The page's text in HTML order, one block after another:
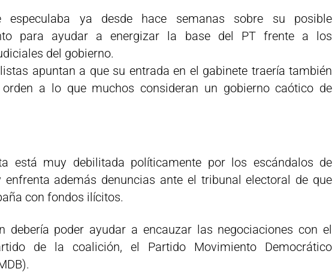
ya desde hace semanas sobre su posible
para ayudar a energizar la base del PT frente a los
del gobierno.
apuntan a que su entrada en el gabinete traería también
a lo que muchos consideran un gobierno caótico de
está muy debilitada políticamente por los escándalos de
enfrenta además denuncias ante el tribunal electoral de que
con fondos ilícitos.
debería poder ayudar a encauzar las negociaciones con el
de la coalición, el Partido Movimiento Democrático